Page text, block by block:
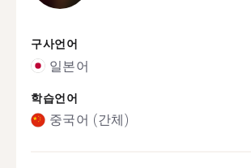
구사언어
일본어
학습언어
중국어 (간체)